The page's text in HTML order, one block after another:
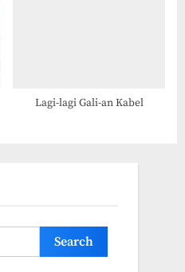
Lagi-lagi Gali-an Kabel